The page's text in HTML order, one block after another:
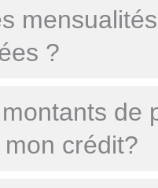
?
de
crédit?